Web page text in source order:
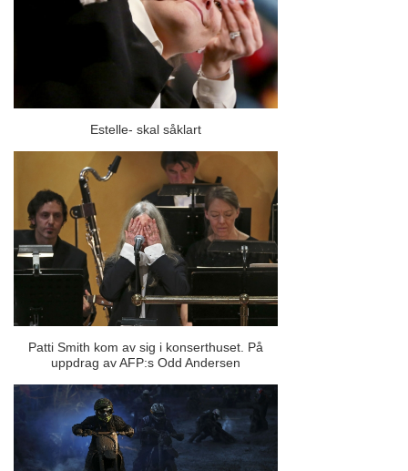
Estelle- skal såklart
Patti Smith kom av sig i konserthuset. På
uppdrag av AFP:s Odd Andersen